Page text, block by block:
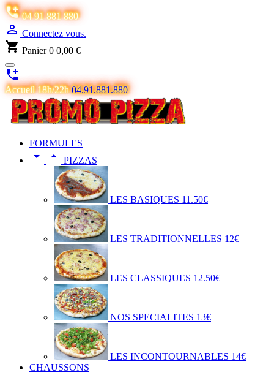
04 91 881 880
 Connectez vous.
shopping_cart Panier 0 0,00 €

Accueil 18h/22h04.91.881.880
FORMULES
  PIZZAS
LES BASIQUES 11.50€
LES TRADITIONNELLES 12€
LES CLASSIQUES 12.50€
NOS SPECIALITES 13€
LES INCONTOURNABLES 14€
CHAUSSONS